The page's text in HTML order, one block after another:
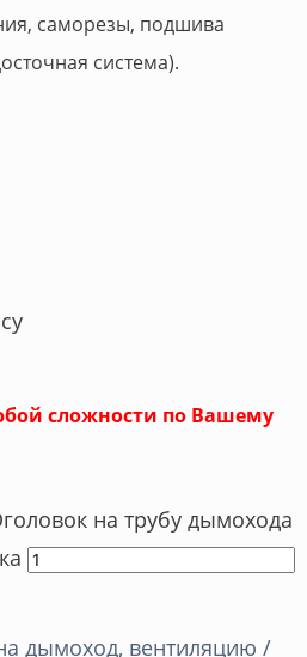
саморезы, подшива
система).
сложности по Вашему
на трубу дымохода
дымоход, вентиляцию /